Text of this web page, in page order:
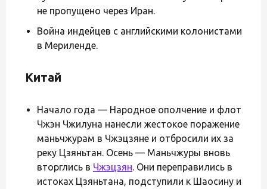
не пропущено через Иран.
Война индейцев с английскими колонистами
в Мериленде.
Китай
Начало года — Народное ополчение и флот
Чжэн Чжилуна нанесли жестокое поражение
маньчжурам в Чжэцзяне и отбросили их за
реку Цзяньтан. Осень — Маньчжуры вновь
вторглись в Чжэцзян. Они переправились в
истоках Цзяньтана, подступили к Шаосину и